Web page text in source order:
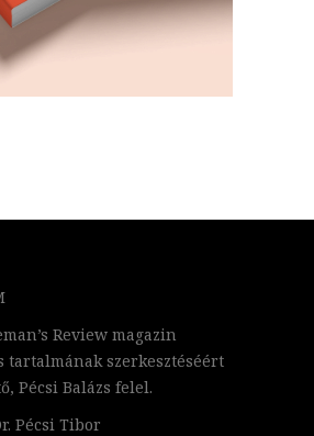
Review magazin
tartalmának szerkesztéséért
Pécsi Balázs felel.
Pécsi Tibor